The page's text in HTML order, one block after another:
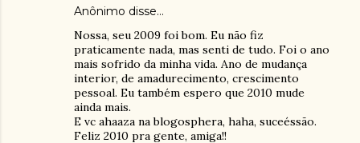
Anônimo disse…
Nossa, seu 2009 foi bom. Eu não fiz
praticamente nada, mas senti de tudo. Foi o ano
mais sofrido da minha vida. Ano de mudança
interior, de amadurecimento, crescimento
pessoal. Eu também espero que 2010 mude
ainda mais.
E vc ahaaza na blogosphera, haha, suceéssão.
Feliz 2010 pra gente, amiga!!